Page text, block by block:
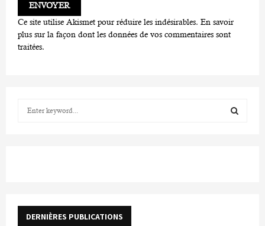
Ce site utilise Akismet pour réduire les indésirables. En savoir
plus sur la façon dont les données de vos commentaires sont
traitées.
r
DERNIÈRES PUBLICATIONS